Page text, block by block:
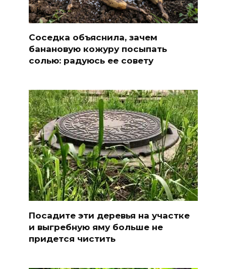
Соседка объяснила, зачем
банановую кожуру посыпать
солью: радуюсь ее совету
Посадите эти деревья на участке
и выгребную яму больше не
придется чистить